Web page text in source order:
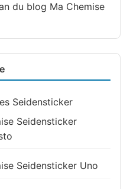
du blog Ma Chemise
Seidensticker
Seidensticker
Seidensticker Uno